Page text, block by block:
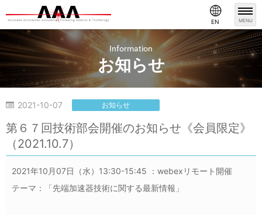
MENU
EN
Information
お知らせ
2021-10-07 お知らせ
第６７回技術部会開催のお知らせ《会員限定》
（2021.10.7）
2021年10月07日（水）13:30-15:45 ：webexリモート開催
テーマ：「先端加速器技術に関する最新情報」